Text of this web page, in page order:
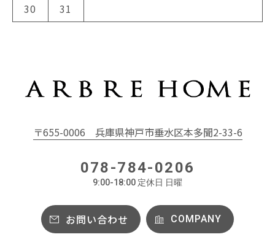
30
31
〒655-0006 兵庫県神戸市垂水区本多聞2-33-6
078-784-0206
9:00-18:00 定休日 日曜
お問い合わせ COMPANY